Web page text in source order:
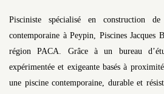
Pisciniste spécialisé en construction
contemporaine à Peypin, Piscines Jacques
région PACA. Grâce à un bureau
expérimentée et exigeante basés à
une piscine contemporaine, durable et